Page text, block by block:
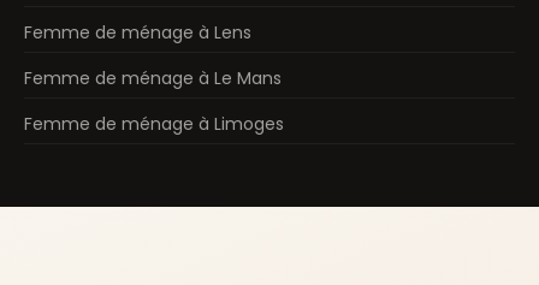
Femme de ménage à Lens
Femme de ménage à Le Mans
Femme de ménage à Limoges